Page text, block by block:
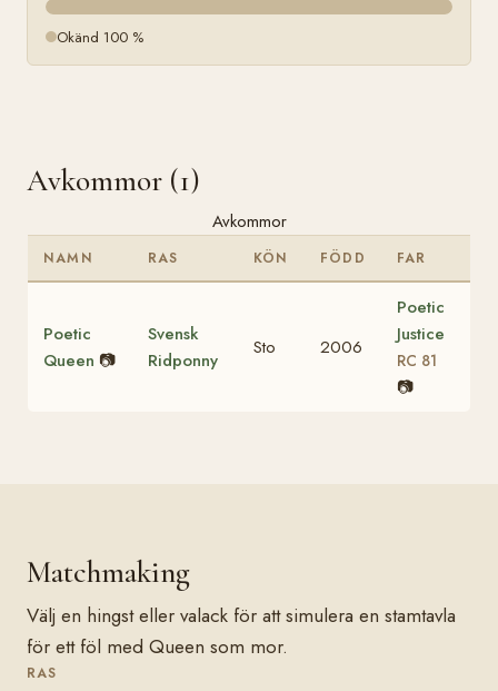
Okänd 100 %
Avkommor (1)
Avkommor
NAMN RAS KÖN FÖDD FAR
Poetic
Queen 📷
Svensk
Ridponny
Sto 2006
Poetic
Justice
RC 81
📷
Matchmaking
Välj en hingst eller valack för att simulera en stamtavla
för ett föl med Queen som mor.
RAS